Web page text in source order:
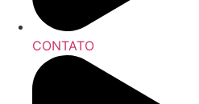
CONTATO